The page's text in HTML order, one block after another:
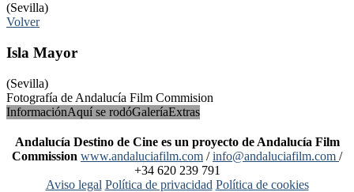
(Sevilla)
Volver
Isla Mayor
(Sevilla)
Fotografía de Andalucía Film Commision
InformaciónAquí se rodóGaleríaExtras
Andalucía Destino de Cine es un proyecto de Andalucía Film
Commission www.andaluciafilm.com /info@andaluciafilm.com /
+34 620 239 791
Aviso legal Política de privacidad Política de cookies